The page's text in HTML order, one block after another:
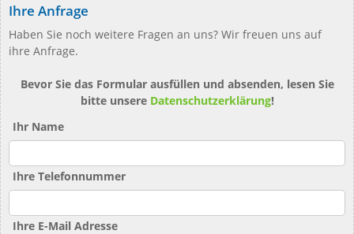
Ihre Anfrage
Haben Sie noch weitere Fragen an uns? Wir freuen uns auf
ihre Anfrage.
Bevor Sie das Formular ausfüllen und absenden, lesen Sie
bitte unsere Datenschutzerklärung!
Ihr Name
Ihre Telefonnummer
Ihre E-Mail Adresse